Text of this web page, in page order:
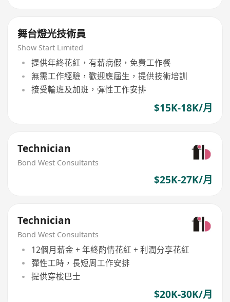
舞台燈光技術員
Show Start Limited
提供年終花紅，有薪病假，免費工作餐
無需工作經驗，歡迎應屆生，提供技術培訓
接受輪班及加班，彈性工作安排
$15K-18K/月
Technician
Bond West Consultants
$25K-27K/月
Technician
Bond West Consultants
12個月薪金 + 年終酌情花紅 + 利潤分享花紅
彈性工時，長短周工作安排
提供穿梭巴士
$20K-30K/月